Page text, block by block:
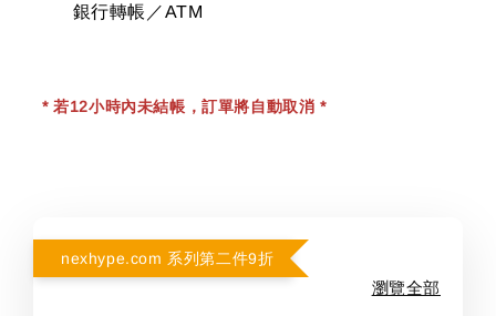
銀行轉帳／ATM
* 若12小時內未結帳，訂單將自動取消 *
nexhype.com 系列第二件9折
瀏覽全部